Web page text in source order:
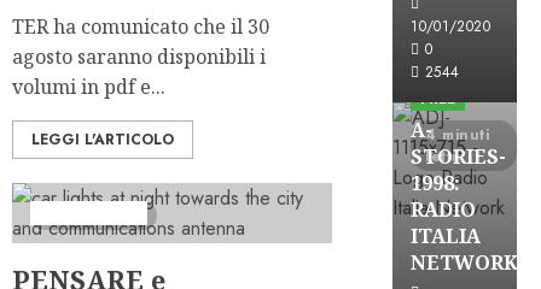
TER ha comunicato che il 30
agosto saranno disponibili i
volumi in pdf e...
LEGGI L'ARTICOLO
PENSARE e
10/01/2020
0
2544
4 minuti
letti
A-Stories
Formazione
FREE
A-
STORIES-
1998:
RADIO
ITALIA
NETWORK
A-Stories